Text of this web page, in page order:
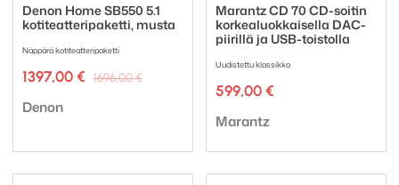
Denon Home SB550 5.1
kotiteatteripaketti, musta
Näppärä kotiteatteripaketti
1696,00€Alkuperäinen
1397,00 €
Nykyinen
Tuotemerkki:
Denon
Marantz CD 70 CD-soitin
korkealuokkaisella DAC-
piirillä ja USB-toistolla
Uudistettu klassikko
599,00 €
Tuotemerkki:
Marantz